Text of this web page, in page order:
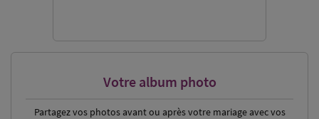
Votre album photo
Partagez vos photosavant ou après votre mariage avec vos